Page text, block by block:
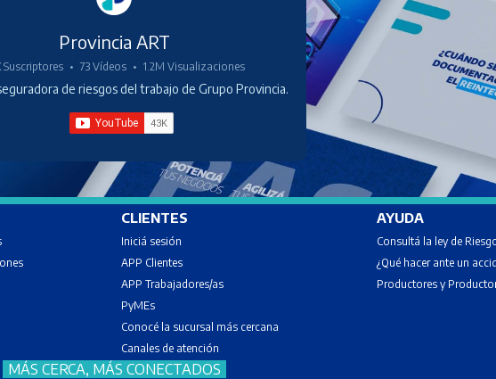
Provincia ART
Suscriptores • 73 Vídeos • 1.2M Visualizaciones
de riesgos del trabajo de Grupo Provincia.
CLIENTES
Iniciá sesión
APP Clientes
APP Trabajadores/as
PyMEs
Conocé la sucursal más cercana
Canales de atención
AYUDA
Consultá la ley de
¿Qué hacer ante un
Productores y
MÁS CERCA, MÁS CONECTADOS